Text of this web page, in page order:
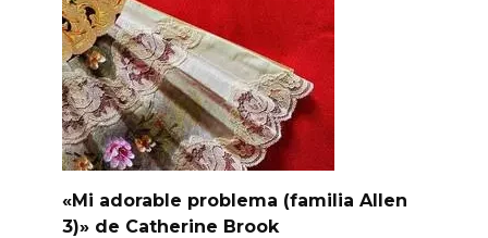
«Mi adorable problema (familia Allen
3)» de Catherine Brook